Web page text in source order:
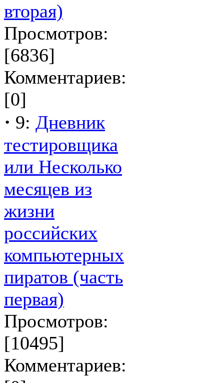
вторая)
Просмотров:
[6836]
Комментариев:
[0]
· 9: Дневник
тестировщика
или Несколько
месяцев из
жизни
российских
компьютерных
пиратов (часть
первая)
Просмотров:
[10495]
Комментариев: